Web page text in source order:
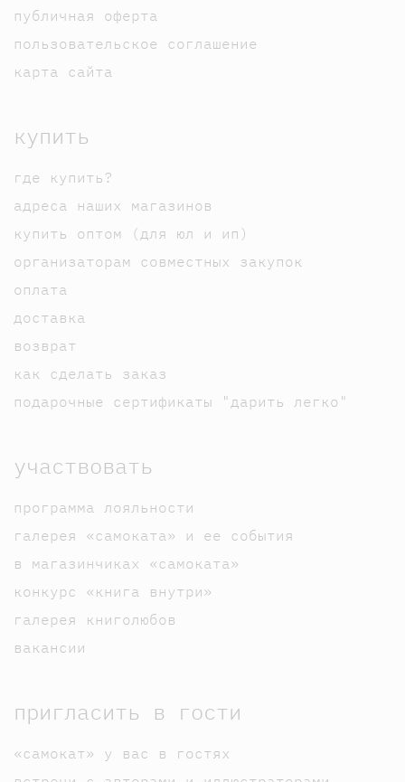
публичная оферта
пользовательское соглашение
карта сайта
купить
где купить?
адреса наших магазинов
купить оптом (для юл и ип)
организаторам совместных закупок
оплата
доставка
возврат
как сделать заказ
подарочные сертификаты "дарить легко"
участвовать
программа лояльности
галерея «самоката» и ее события
в магазинчиках «самоката»
конкурс «книга внутри»
галерея книголюбов
вакансии
пригласить в гости
«самокат» у вас в гостях